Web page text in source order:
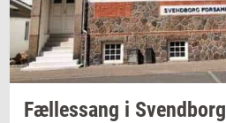
Fæl­les­sang i Svend­borg